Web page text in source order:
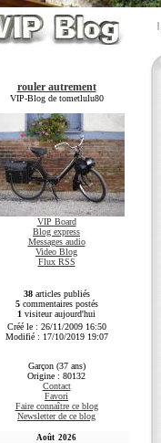
rouler autrement
VIP-Blog de tometlulu80
VIP Board
Blog express
Messages audio
Video Blog
Flux RSS
38articles publiés
5commentaires postés
1 visiteur aujourd'hui
Créé le : 26/11/2009 16:50
Modifié : 17/10/2019 19:07
Garçon (37 ans)
Origine : 80132
Contact
Favori
Faire connaître ce blog
Newsletter de ce blog
Août 2026
|